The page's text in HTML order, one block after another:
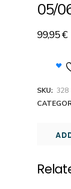
05/
99,95€
SKU: 328